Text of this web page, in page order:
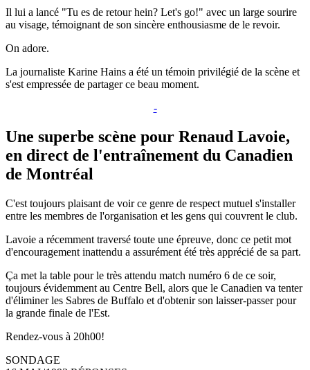
Il lui a lancé "Tu es de retour hein? Let's go!" avec un large sourire
au visage, témoignant de son sincère enthousiasme de le revoir.
On adore.
La journaliste Karine Hains a été un témoin privilégié de la scène et
s'est empressée de partager ce beau moment.
-
Une superbe scène pour Renaud Lavoie,
en direct de l'entraînement du Canadien
de Montréal
C'est toujours plaisant de voir ce genre de respect mutuel s'installer
entre les membres de l'organisation et les gens qui couvrent le club.
Lavoie a récemment traversé toute une épreuve, donc ce petit mot
d'encouragement inattendu a assurément été très apprécié de sa part.
Ça met la table pour le très attendu match numéro 6 de ce soir,
toujours évidemment au Centre Bell, alors que le Canadien va tenter
d'éliminer les Sabres de Buffalo et d'obtenir son laisser-passer pour
la grande finale de l'Est.
Rendez-vous à 20h00!
SONDAGE